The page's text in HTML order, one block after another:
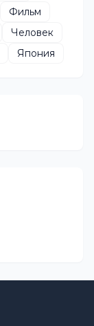
Фильм
Человек
Япония